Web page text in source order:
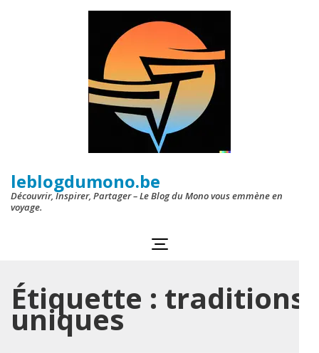
leblogdumono.be
Découvrir, Inspirer, Partager – Le Blog du Mono vous emmène en
voyage.
Étiquette : traditions
uniques